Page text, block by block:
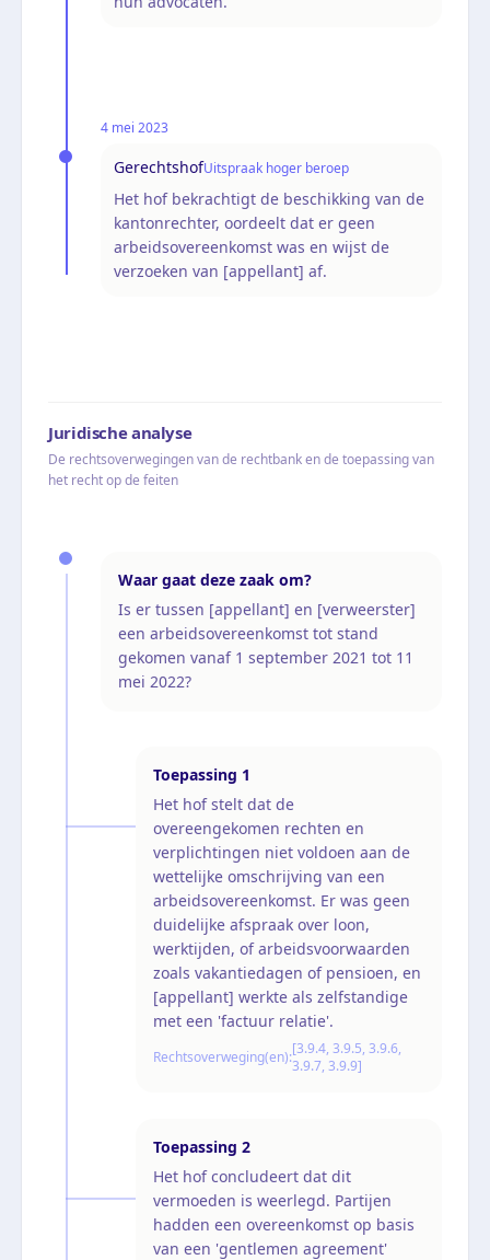
4 mei 2023
GerechtshofUitspraak hoger beroep
Het hof bekrachtigt de beschikking van de
kantonrechter, oordeelt dat er geen
arbeidsovereenkomst was en wijst de
verzoeken van [appellant] af.
Juridische analyse
De rechtsoverwegingen van de rechtbank en de toepassing van
het recht op de feiten
Waar gaat deze zaak om?
Is er tussen [appellant] en [verweerster]
een arbeidsovereenkomst tot stand
gekomen vanaf 1 september 2021 tot 11
mei 2022?
Toepassing 1
Het hof stelt dat de
overeengekomen rechten en
verplichtingen niet voldoen aan de
wettelijke omschrijving van een
arbeidsovereenkomst. Er was geen
duidelijke afspraak over loon,
werktijden, of arbeidsvoorwaarden
zoals vakantiedagen of pensioen, en
[appellant] werkte als zelfstandige
met een 'factuur relatie'.
Rechtsoverweging(en):[3.9.4, 3.9.5, 3.9.6,
3.9.7, 3.9.9]
Toepassing 2
Het hof concludeert dat dit
vermoeden is weerlegd. Partijen
hadden een overeenkomst op basis
van een 'gentlemen agreement'